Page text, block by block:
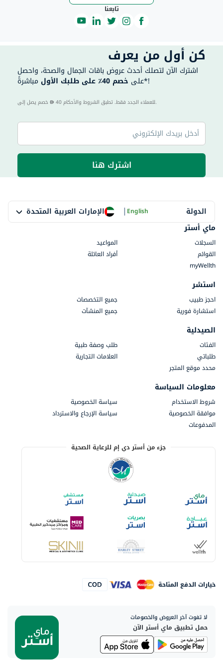
تابعنا
كن أول من يعرف
اشترك الآن لتصلك أحدث عروض باقات الجمال والصحة، واحصل
على خصم 40٪ على طلبك الأول مباشرةً*!
40 للعملاء الجدد فقط. تطبق الشروط والأحكام.
اشترك هنا
الدولة الإمارات العربية المتحدة |English
ماي أستر
السجلات
المواعيد
القوائم
أفراد العائلة
myWellth
استشر
احجز طبيب
جميع التخصصات
استشارة فورية
جميع المنشآت
الصيدلية
الفئات
طلب وصفة طبية
طلباتي
العلامات التجارية
محدد موقع المتجر
معلومات السياسة
شروط الاستخدام
سياسة الخصوصية
موافقة الخصوصية
سياسة الإرجاع والاسترداد
المدفوعات
جزء من أستر دي إم للرعاية الصحية
خيارات الدفع المتاحة
لا تفوت آخر العروض والخصومات
حمل تطبيق ماي أستر الآن